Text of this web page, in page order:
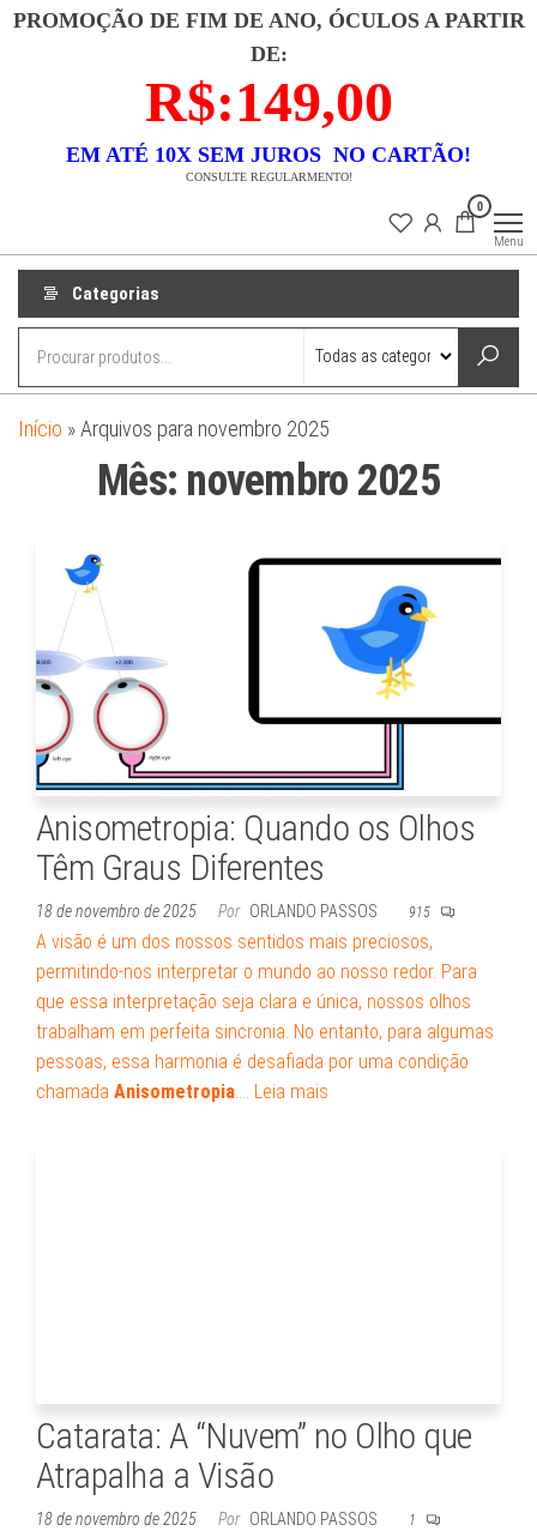
Pular
PROMOÇÃO DE FIM DE ANO, ÓCULOS A PARTIR
DE:
R$:149,00
EM ATÉ 10X SEM JUROS NO CARTÃO!
CONSULTE REGULARMENTO!
semi-joias que
combina luxo e
são
confeccionadas
garantindo
durabilidade e
item é um
testemunho de
complementar
oferecemos
joias que você
0
Menu
Categorias
Início »Arquivos para novembro 2025
Mês: novembro 2025
Anisometropia: Quando os Olhos
Têm Graus Diferentes
18 de novembro de 2025 Por ORLANDO PASSOS 915
A visão é um dos nossos sentidos mais preciosos,
permitindo-nos interpretar o mundo ao nosso redor. Para
que essa interpretação seja clara e única, nossos olhos
trabalham em perfeita sincronia. No entanto, para algumas
pessoas, essa harmonia é desafiada por uma condição
chamada Anisometropia.… Leia mais
Catarata: A “Nuvem” no Olho que
Atrapalha a Visão
18 de novembro de 2025 Por ORLANDO PASSOS 1